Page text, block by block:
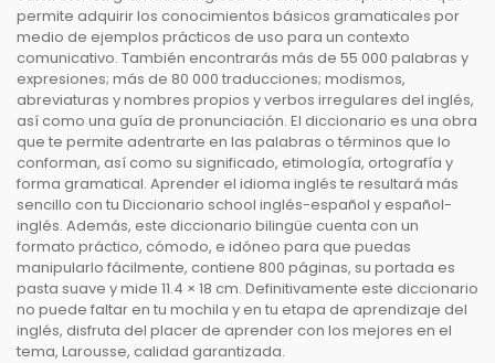
permite adquirir los conocimientos básicos gramaticales por
medio de ejemplos prácticos de uso para un contexto
comunicativo. También encontrarás más de 55 000 palabras y
expresiones; más de 80 000 traducciones; modismos,
abreviaturas y nombres propios y verbos irregulares del inglés,
así como una guía de pronunciación. El diccionario es una obra
que te permite adentrarte en las palabras o términos que lo
conforman, así como su significado, etimología, ortografía y
forma gramatical. Aprender el idioma inglés te resultará más
sencillo con tu Diccionario school inglés-español y español-
inglés. Además, este diccionario bilingüe cuenta con un
formato práctico, cómodo, e idóneo para que puedas
manipularlo fácilmente, contiene 800 páginas, su portada es
pasta suave y mide 11.4 × 18 cm. Definitivamente este diccionario
no puede faltar en tu mochila y en tu etapa de aprendizaje del
inglés, disfruta del placer de aprender con los mejores en el
tema, Larousse, calidad garantizada.